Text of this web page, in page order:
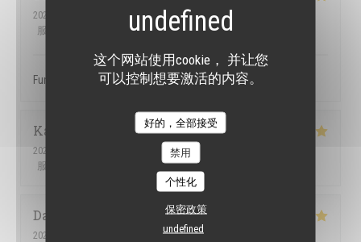
这个网站使用cookie， 并让您
可以控制想要激活的内容。
好的，全部接受
禁用
个性化
保密政策
undefined
2026-07-12
- 19:00 - 来宾 3
服务
菜单: 5/5 质价比 : 5 /5
Fun atmosphere, great service, tasty food
Karen
2026-07-09
服务
5/5 质价比
Dawid
2026-07-07